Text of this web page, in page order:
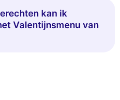
kan ik
Valentijnsmenu van